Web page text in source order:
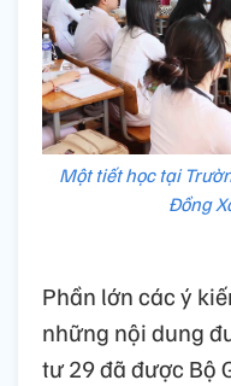
Một tiết học tại
Đồng
Phần lớn các ý
những nội dung
tư 29 đã được Bộ